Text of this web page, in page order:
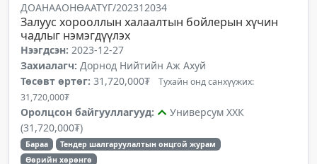
ДОАНААОНӨААТҮГ/202312034
Залуус хорооллын халаалтын бойлерын хүчин
чадлыг нэмэгдүүлэх
Нээгдсэн: 2023-12-27
Захиалагч: Дорнод Нийтийн Аж Ахуй
Төсөвт өртөг: 31,720,000₮ Тухайн онд санхүүжих:
31,720,000₮
Оролцсон байгууллагууд:
Универсум ХХК
(31,720,000₮)
Бараа
Тендер шалгаруулалтын онцгой журам
Өөрийн хөрөнгө